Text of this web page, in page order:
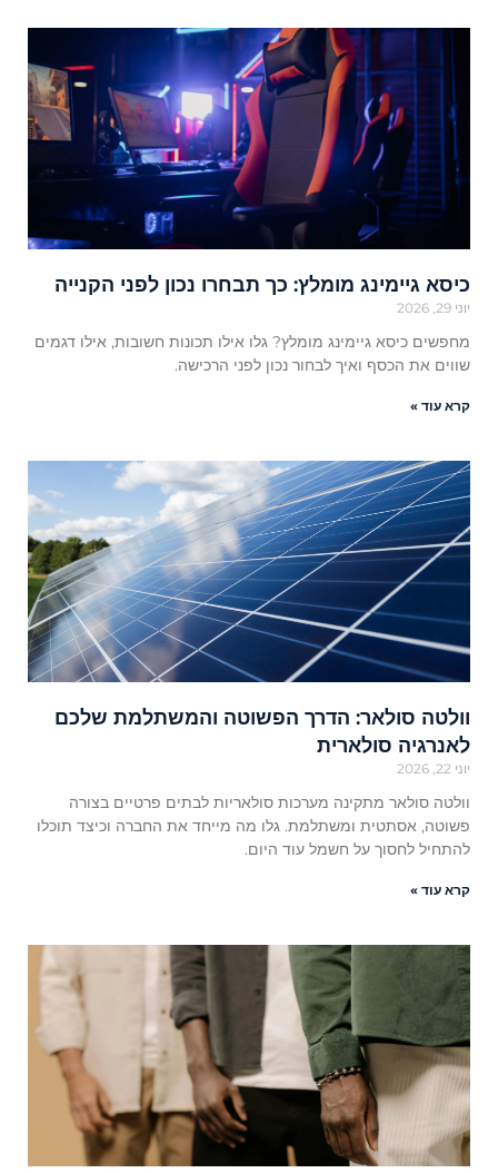
כיסא גיימינג מומלץ: כך תבחרו נכון לפני הקנייה
יוני 29, 2026
מחפשים כיסא גיימינג מומלץ? גלו אילו תכונות חשובות, אילו דגמים
שווים את הכסף ואיך לבחור נכון לפני הרכישה.
קרא עוד »
וולטה סולאר: הדרך הפשוטה והמשתלמת שלכם
לאנרגיה סולארית
יוני 22, 2026
וולטה סולאר מתקינה מערכות סולאריות לבתים פרטיים בצורה
פשוטה, אסתטית ומשתלמת. גלו מה מייחד את החברה וכיצד תוכלו
להתחיל לחסוך על חשמל עוד היום.
קרא עוד »